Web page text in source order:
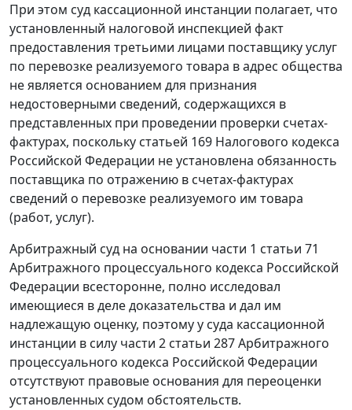
При этом суд кассационной инстанции полагает, что
установленный налоговой инспекцией факт
предоставления третьими лицами поставщику услуг
по перевозке реализуемого товара в адрес общества
не является основанием для признания
недостоверными сведений, содержащихся в
представленных при проведении проверки счетах-
фактурах, поскольку статьей 169 Налогового кодекса
Российской Федерации не установлена обязанность
поставщика по отражению в счетах-фактурах
сведений о перевозке реализуемого им товара
(работ, услуг).
Арбитражный суд на основании части 1 статьи 71
Арбитражного процессуального кодекса Российской
Федерации всесторонне, полно исследовал
имеющиеся в деле доказательства и дал им
надлежащую оценку, поэтому у суда кассационной
инстанции в силу части 2 статьи 287Арбитражного
процессуального кодекса Российской Федерации
отсутствуют правовые основания для переоценки
установленных судом обстоятельств.